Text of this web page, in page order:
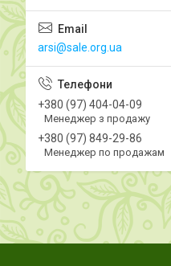
arsi@sale.org.ua
+380 (97) 404-04-09
Менеджер з продажу
+380 (97) 849-29-86
Менеджер по продажам